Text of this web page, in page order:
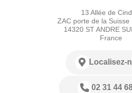
13 Allée de
ZAC porte de la Suisse
14320 ST ANDRE
France
Localisez-
02 31 44